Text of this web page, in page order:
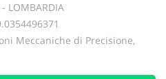
LOMBARDIA
Meccaniche di Precisione,